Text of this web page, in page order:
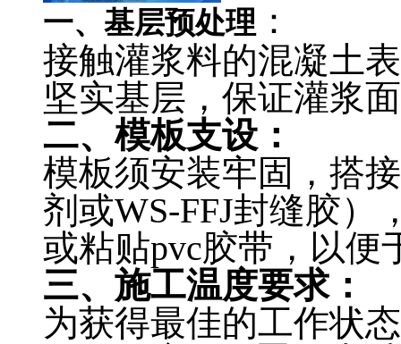
一、基层预处理 ：
接触灌浆料的混凝土
坚实基层，保证灌浆
二、模板支设：
模板须安装牢固，搭
剂或WS-FFJ封缝胶）
或粘贴pvc胶带，以便
三、施工温度要求：
为获得最佳的工作状